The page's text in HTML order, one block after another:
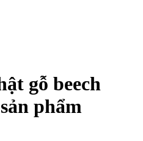
gỗ beech
phẩm